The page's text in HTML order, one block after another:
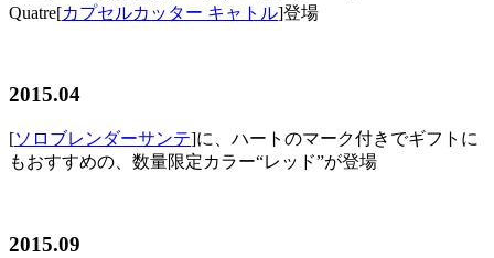
Quatre[カプセルカッター キャトル]登場
2015.04
[ソロブレンダーサンテ]に、ハートのマーク付きでギフトに
もおすすめの、数量限定カラー“レッド”が登場
2015.09